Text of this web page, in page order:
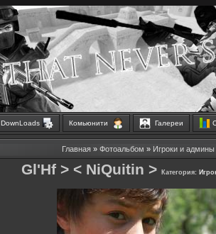
DownLoads Комьюнити Галереи
Главная » Фотоальбом » Игроки и
Gl'Hf > < NiQuitin > Категория: